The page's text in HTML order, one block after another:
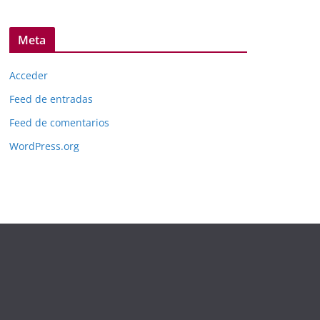
Meta
Acceder
Feed de entradas
Feed de comentarios
WordPress.org